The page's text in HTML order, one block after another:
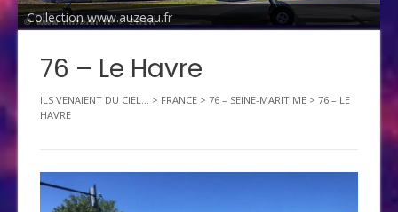
Collection www.auzeau.fr
76 – Le Havre
ILS VENAIENT DU CIEL... > FRANCE > 76 – SEINE-MARITIME > 76 – LE
HAVRE